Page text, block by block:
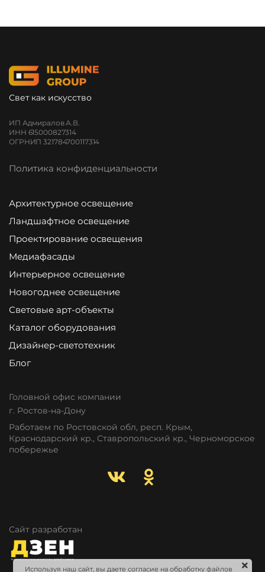
Свет как искусство
ИП Адмиралов А.В.
ИНН 615000827314
ОГРНИП 321784700117314
Политика конфиденциальности
Архитектурное освещение
Ландшафтное освещение
Проектирование освещения
Медиафасады
Интерьерное освещение
Новогоднее освещение
Световые арт-объекты
Каталог оборудования
Дизайнер-светотехник
Блог
Головной офис компании
г. Ростов-на-Дону
Работаем по Ростовской обл, респ. Крым,
Краснодарский кр., Ставропольский кр., Черноморское
побережье
Сайт разработан
Используя наш сайт, вы даете согласие на обработку файлов